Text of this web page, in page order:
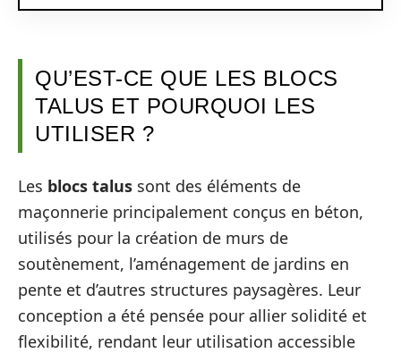
QU’EST-CE QUE LES BLOCS
TALUS ET POURQUOI LES
UTILISER ?
Les blocs talus sont des éléments de
maçonnerie principalement conçus en béton,
utilisés pour la création de murs de
soutènement, l’aménagement de jardins en
pente et d’autres structures paysagères. Leur
conception a été pensée pour allier solidité et
flexibilité, rendant leur utilisation accessible